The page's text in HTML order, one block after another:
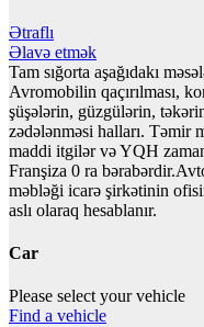
Ətraflı
Əlavə etmək
Tam sığorta aşağıdakı
Avromobilin qaçırılması,
şüşələrin, güzgülərin,
zədələnməsi halları. Təmir
maddi itgilər və YQH
Franşiza 0 ra
məbləği icarə şirkətinin
aslı olaraq hesablanır.
Car
Please select your vehicle
Find a vehicle